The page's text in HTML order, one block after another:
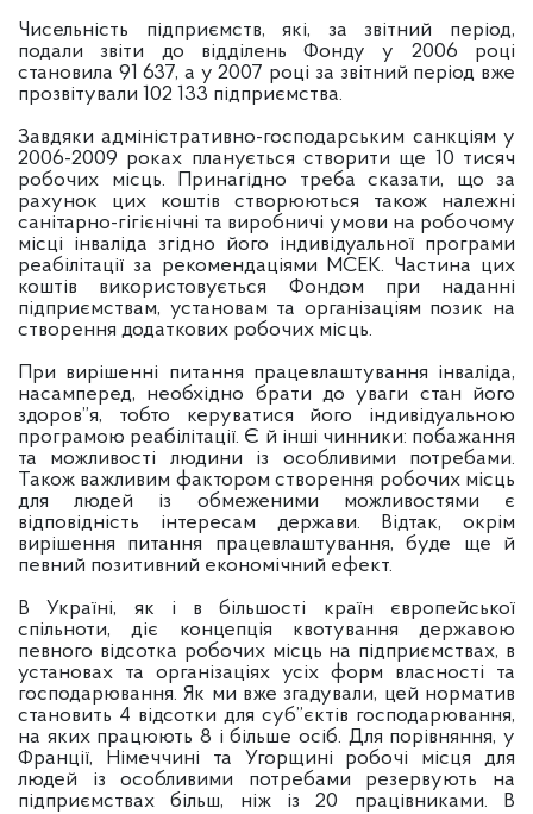
Чисельність підприємств, які, за звітний період,
подали звіти до відділень Фонду у 2006 році
становила 91 637, а у 2007 році за звітний період вже
прозвітували 102 133 підприємства.
Завдяки адміністративно-господарським санкціям у
2006-2009 роках планується створити ще 10 тисяч
робочих місць. Принагідно треба сказати, що за
рахунок цих коштів створюються також належні
санітарно-гігієнічні та виробничі умови на робочому
місці інваліда згідно його індивідуальної програми
реабілітації за рекомендаціями МСЕК. Частина цих
коштів використовується Фондом при наданні
підприємствам, установам та організаціям позик на
створення додаткових робочих місць.
При вирішенні питання працевлаштування інваліда,
насамперед, необхідно брати до уваги стан його
здоров”я, тобто керуватися його індивідуальною
програмою реабілітації. Є й інші чинники: побажання
та можливості людини із особливими потребами.
Також важливим фактором створення робочих місць
для людей із обмеженими можливостями є
відповідність інтересам держави. Відтак, окрім
вирішення питання працевлаштування, буде ще й
певний позитивний економічний ефект.
В Україні, як і в більшості країн європейської
спільноти, діє концепція квотування державою
певного відсотка робочих місць на підприємствах, в
установах та організаціях усіх форм власності та
господарювання. Як ми вже згадували, цей норматив
становить 4 відсотки для суб”єктів господарювання,
на яких працюють 8 і більше осіб. Для порівняння, у
Франції, Німеччині та Угорщині робочі місця для
людей із особливими потребами резервують на
підприємствах більш, ніж із 20 працівниками. В